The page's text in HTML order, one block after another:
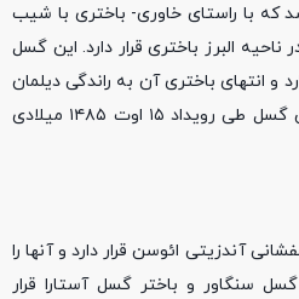
می‌رسد که با راستای خاوری- باختری با شیب
البرز باختری قرار دارد. این گسل
و انتهای باختری آن به راندگی دیلمان
می‌رسد و به اعتقاد محققان این گسل طی رویداد ۱۵ اوت ۱۴۸۵ میلادی
آندزیتی ائوسن قرار دارد و آنها را
سنگاور و باختر گسل آستارا قرار